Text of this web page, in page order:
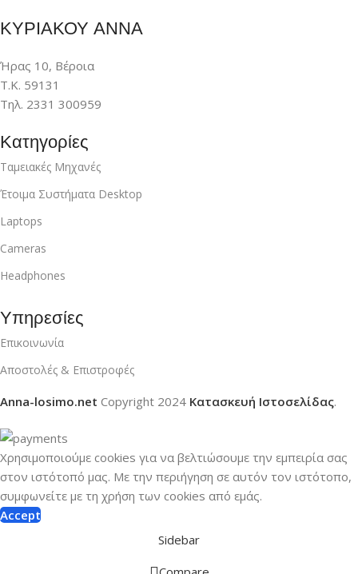
ΚΥΡΙΑΚΟΥ ΑΝΝΑ
Ήρας 10, Βέροια
Τ.Κ. 59131
Τηλ. 2331 300959
Κατηγορίες
Ταμειακές Μηχανές
Έτοιμα Συστήματα Desktop
Laptops
Cameras
Headphones
Υπηρεσίες
Επικοινωνία
Αποστολές & Επιστροφές
Anna-losimo.net Copyright 2024 Κατασκευή Ιστοσελίδας.
Χρησιμοποιούμε cookies για να βελτιώσουμε την εμπειρία σας
στον ιστότοπό μας. Με την περιήγηση σε αυτόν τον ιστότοπο,
συμφωνείτε με τη χρήση των cookies από εμάς.
Accept
Sidebar